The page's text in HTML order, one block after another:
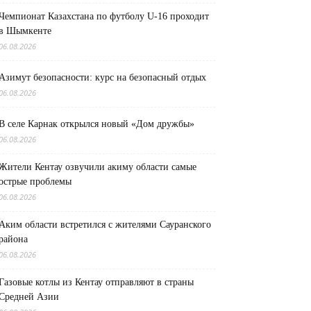
Казахстана по футболу U-16 проходит
Шымкенте
безопасности: курс на безопасный отдых
селе Карнак открылся новый «Дом дружбы»
Кентау озвучили акиму области самые
проблемы
области встретился с жителями Сауранского
котлы из Кентау отправляют в страны
Азии